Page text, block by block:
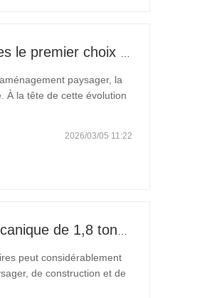
paysager, la
À la tête de cette évolution
2026/03/05 11:22
peut considérablement
de construction et de